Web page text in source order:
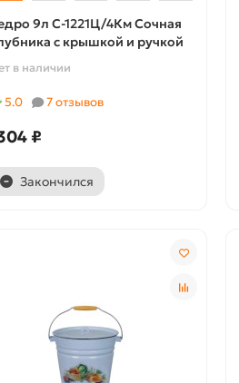
9л С-1221Ц/4Км Сочная
с крышкой и ручкой
в наличии
5.0 7 отзывов
₽
Закончился